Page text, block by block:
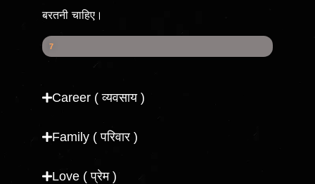
बरतनी चाहिए।
Health Score
7
Career ( व्यवसाय )
Family ( परिवार )
Love ( प्रेम )